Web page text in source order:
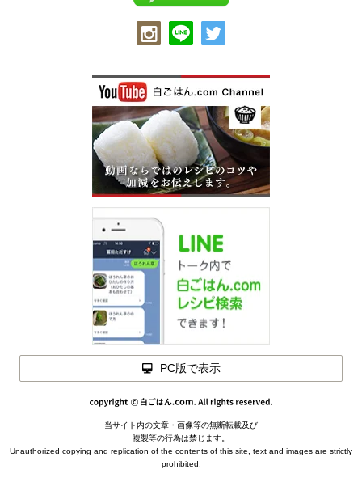
閉じる
PC版で表示
当サイト内の文章・画像等の無断転載及び
複製等の行為は禁じます。
Unauthorized copying and replication of the contents of this site, text and images are strictly
prohibited.